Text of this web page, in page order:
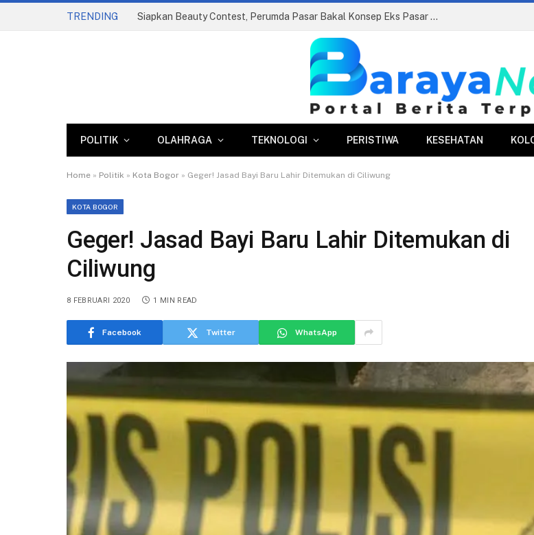
TRENDING Siapkan Beauty Contest, Perumda Pasar Bakal Konsep Eks Pasar Bogor Jadi Kawasan Terpadu
POLITIK OLAHRAGA TEKNOLOGI PERISTIWA KESEHATAN
Home » Politik » Kota Bogor » Geger! Jasad Bayi Baru Lahir Ditemukan di Ciliwung
KOTA BOGOR
Geger! Jasad Bayi Baru Lahir Ditemukan di
Ciliwung
8 FEBRUARI 2020 1 MIN READ
Facebook Twitter WhatsApp